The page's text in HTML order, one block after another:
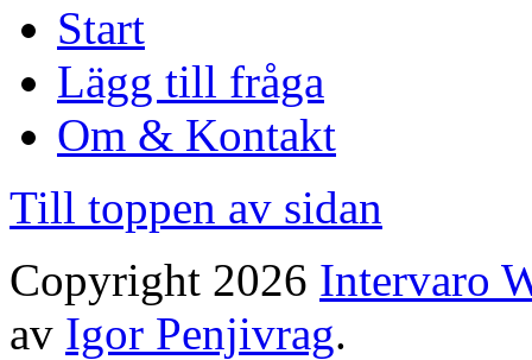
Start
Lägg till fråga
Om & Kontakt
Till toppen av sidan
Copyright 2026 Intervaro
av Igor Penjivrag.